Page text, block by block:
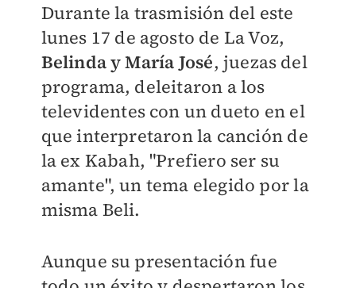
Durante la trasmisión del este
lunes 17 de agosto de La Voz,
Belinda y María José, juezas del
programa, deleitaron a los
televidentes con un dueto en el
que interpretaron la canción de
la ex Kabah, "Prefiero ser su
amante", un tema elegido por la
misma Beli.
Aunque su presentación fue